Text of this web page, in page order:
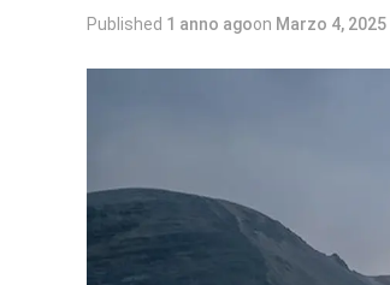
Published 1 anno agoon Marzo 4, 2025